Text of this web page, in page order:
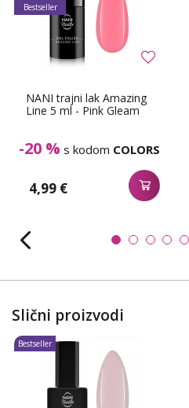
NANI trajni lak Amazing
Line 5 ml - Pink Gleam
-20 % s kodom COLORS
4,99 €
Bestseller
Slični proizvodi
Bestseller